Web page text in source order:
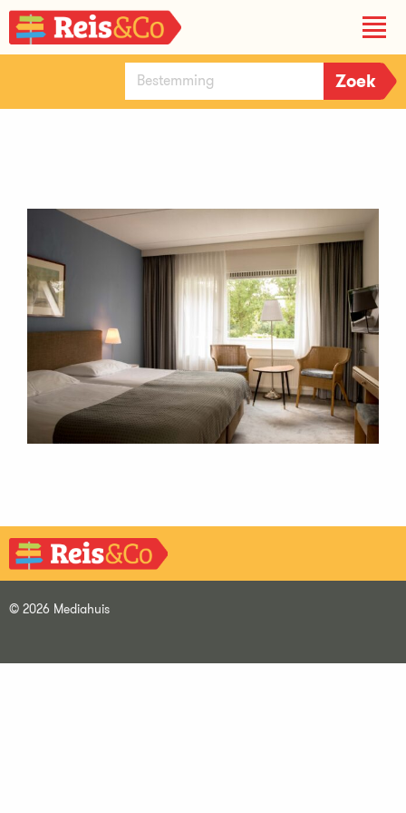
© 2026 Mediahuis